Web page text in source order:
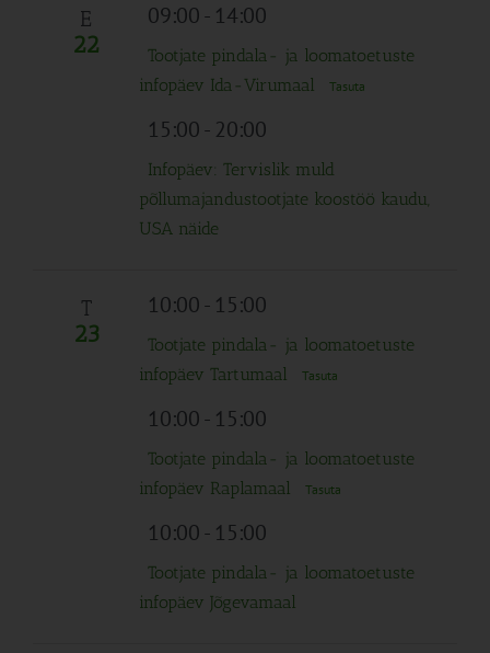
E
22
09:00- 14:00
Tootjate pindala- ja loomatoetuste
infopäev Ida-Virumaal
Tasuta
15:00- 20:00
Infopäev: Tervislik muld
põllumajandustootjate koostöö kaudu,
USA näide
T
23
10:00- 15:00
Tootjate pindala- ja loomatoetuste
infopäev Tartumaal
Tasuta
10:00- 15:00
Tootjate pindala- ja loomatoetuste
infopäev Raplamaal
Tasuta
10:00- 15:00
Tootjate pindala- ja loomatoetuste
infopäev Jõgevamaal